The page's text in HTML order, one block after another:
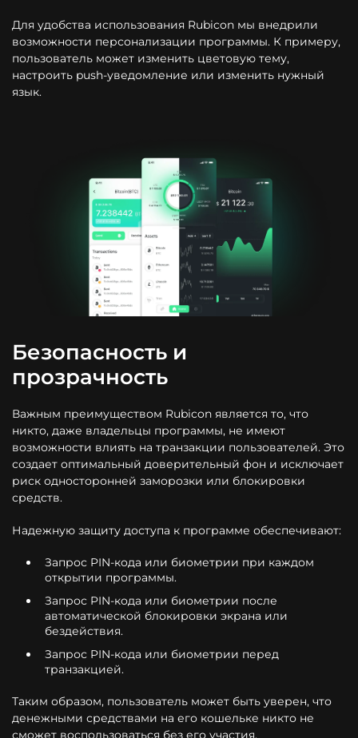
Для удобства использования Rubicon мы внедрили
возможности персонализации программы. К примеру,
пользователь может изменить цветовую тему,
настроить push-уведомление или изменить нужный
язык.
Безопасность и
прозрачность
Важным преимуществом Rubicon является то, что
никто, даже владельцы программы, не имеют
возможности влиять на транзакции пользователей. Это
создает оптимальный доверительный фон и исключает
риск односторонней заморозки или блокировки
средств.
Надежную защиту доступа к программе обеспечивают:
Запрос PIN-кода или биометрии при каждом
открытии программы.
Запрос PIN-кода или биометрии после
автоматической блокировки экрана или
бездействия.
Запрос PIN-кода или биометрии перед
транзакцией.
Таким образом, пользователь может быть уверен, что
денежными средствами на его кошельке никто не
сможет воспользоваться без его участия.